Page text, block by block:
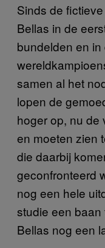
Sinds de
Bellas in de
bundelden en
samen al het
lopen de
hoger op, nu de
en moeten zien
die daarbij
geconfronteerd
nog een hele
studie een
Bellas nog een